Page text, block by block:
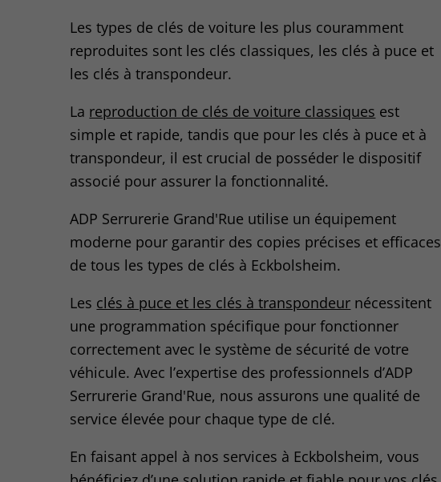
Les types de clés de voiture les plus couramment
reproduites sont les clés classiques, les clés à puce et
les clés à transpondeur.
La reproduction de clés de voiture classiques est
simple et rapide, tandis que pour les clés à puce et à
transpondeur, il est crucial de posséder le dispositif
associé pour assurer la fonctionnalité.
ADP Serrurerie Grand'Rue utilise un équipement
moderne pour garantir des copies précises et efficaces
de tous les types de clés à Eckbolsheim.
Les clés à puce et les clés à transpondeur nécessitent
une programmation spécifique pour fonctionner
correctement avec le système de sécurité de votre
véhicule. Avec l’expertise des professionnels d’ADP
Serrurerie Grand'Rue, nous assurons une qualité de
service élevée pour chaque type de clé.
En faisant appel à nos services à Eckbolsheim, vous